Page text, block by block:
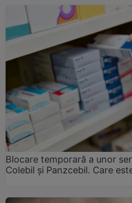
Blocare temporară a unor
Colebil și Panzcebil. Care